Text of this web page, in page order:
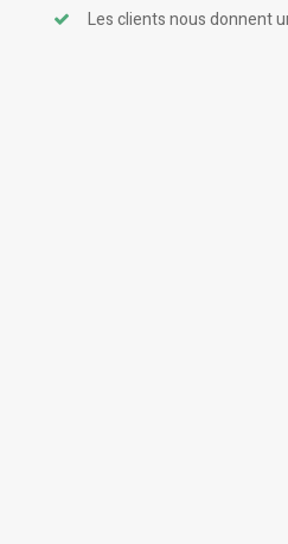
Les clients nous donnent